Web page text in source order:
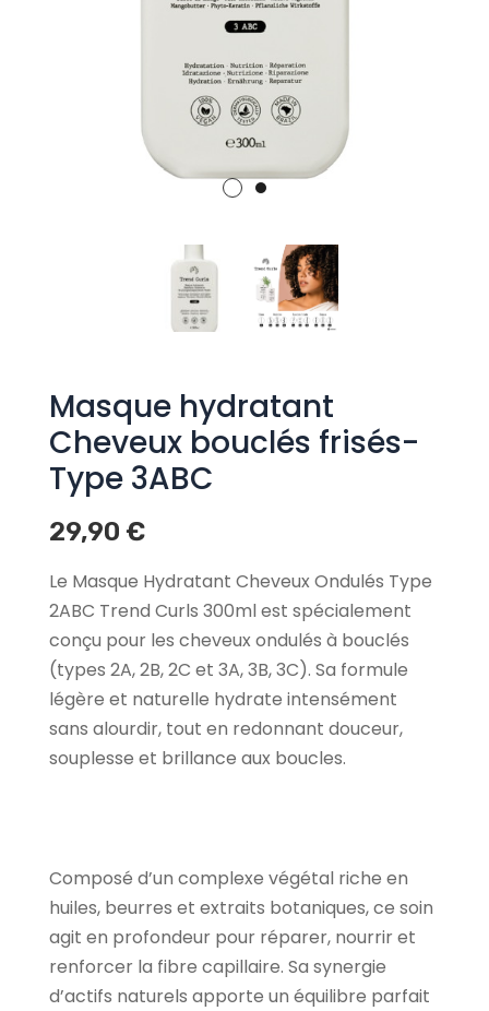
Masque hydratant
Cheveux bouclés frisés-
Type 3ABC
29,90 €
Le Masque Hydratant Cheveux Ondulés Type
2ABC Trend Curls 300ml est spécialement
conçu pour les cheveux ondulés à bouclés
(types 2A, 2B, 2C et 3A, 3B, 3C). Sa formule
légère et naturelle hydrate intensément
sans alourdir, tout en redonnant douceur,
souplesse et brillance aux boucles.
Composé d’un complexe végétal riche en
huiles, beurres et extraits botaniques, ce soin
agit en profondeur pour réparer, nourrir et
renforcer la fibre capillaire. Sa synergie
d’actifs naturels apporte un équilibre parfait